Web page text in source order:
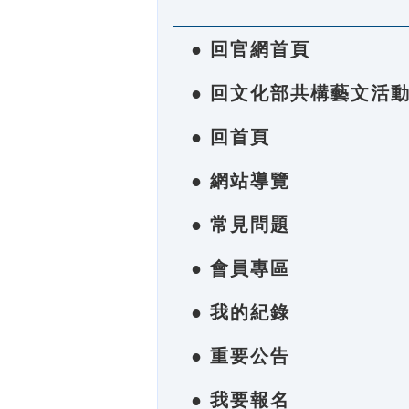
● 回官網首頁
● 回文化部共構藝文活
● 回首頁
● 網站導覽
● 常見問題
● 會員專區
● 我的紀錄
● 重要公告
● 我要報名